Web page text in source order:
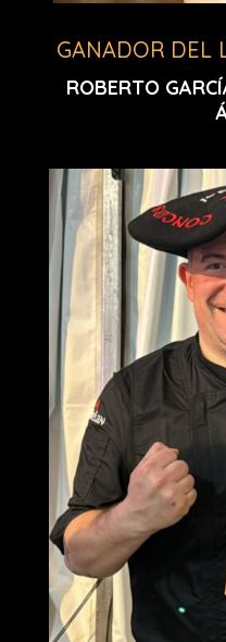
GANADOR DEL
ROBERTO